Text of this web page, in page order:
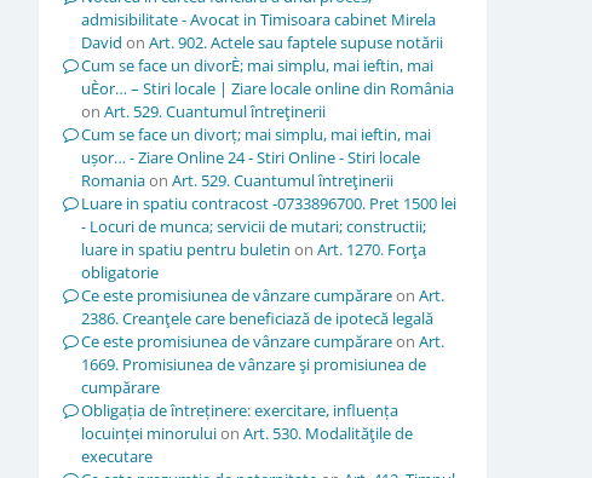
admisibilitate - Avocat in Timisoara cabinet Mirela
David on Art. 902. Actele sau faptele supuse notării
Cum se face un divorÈ; mai simplu, mai ieftin, mai
uÈor… – Stiri locale | Ziare locale online din România
on Art. 529. Cuantumul întreţinerii
Cum se face un divorț; mai simplu, mai ieftin, mai
ușor… - Ziare Online 24 - Stiri Online - Stiri locale
Romaniaon Art. 529. Cuantumul întreţinerii
Luare in spatiu contracost -0733896700. Pret 1500 lei
- Locuri de munca; servicii de mutari; constructii;
luare in spatiu pentru buletin on Art. 1270. Forţa
obligatorie
Ce este promisiunea de vânzare cumpărareon Art.
2386. Creanţele care beneficiază de ipotecă legală
Ce este promisiunea de vânzare cumpărareon Art.
1669. Promisiunea de vânzare şi promisiunea de
cumpărare
Obligația de întreținere: exercitare, influența
locuinței minoruluion Art. 530. Modalităţile de
executare